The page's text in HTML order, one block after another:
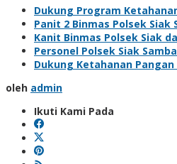
Dukung Program
Panit 2 Binmas Polsek
Kanit Binmas Polsek Siak
Personel Polsek Siak
Dukung Ketahanan
oleh admin
Ikuti Kami Pada